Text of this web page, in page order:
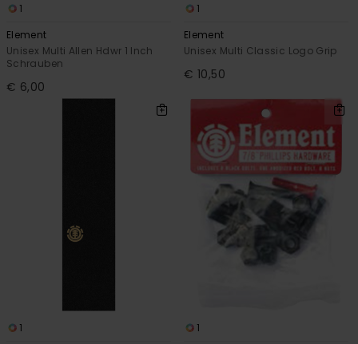
1
Element
Unisex Multi Allen Hdwr 1 Inch
Schrauben
€ 6,00
1
Element
Unisex Multi Classic Logo Grip
€ 10,50
1
1